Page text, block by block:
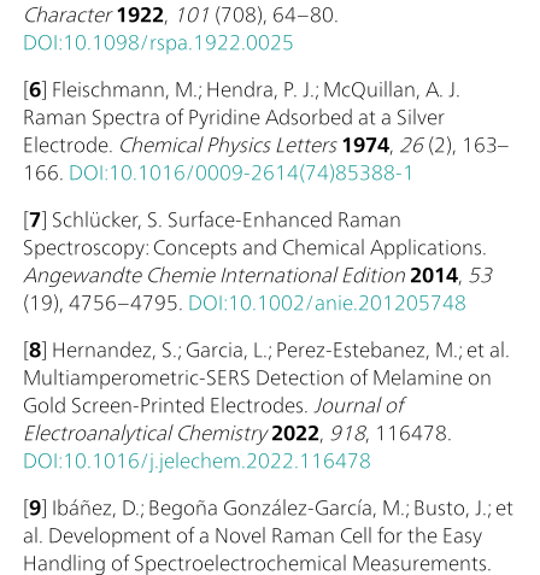
Character 1922 101 (708), 64–80.
DOI:10.1098/rspa.1922.0025
6 ] Fleischmann, M.; Hendra, P. J.; McQuillan, A. J.
Raman Spectra of Pyridine Adsorbed at a Silver
Electrode.
Chemical Physics Letters 1974 26(2), 163–
166.
DOI:10.1016/0009-2614(74)85388-1
7 ] Schlücker, S. Surface-Enhanced Raman
Spectroscopy: Concepts and Chemical Applications.
Angewandte Chemie International Edition 2014
53
(19), 4756–4795.
DOI:10.1002/anie.201205748
8 ] Hernandez, S.; Garcia, L.; Perez-Estebanez, M.; et al.
Multiamperometric-SERS Detection of Melamine on
Gold Screen-Printed Electrodes.
Journal of
Electroanalytical Chemistry 2022 918, 116478.
DOI:10.1016/j.jelechem.2022.116478
9 ] Ibáñez, D.; Begoña González-García, M.; Busto, J.; et
al. Development of a Novel Raman Cell for the Easy
Handling of Spectroelectrochemical Measurements.